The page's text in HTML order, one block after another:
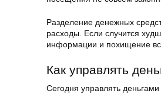
Разделение денежных
расходы. Если случится
информации и похищение
Как управлять
Сегодня управлять